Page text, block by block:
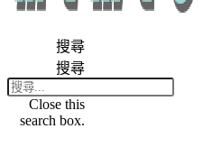
搜尋
搜尋
Close this
search box.